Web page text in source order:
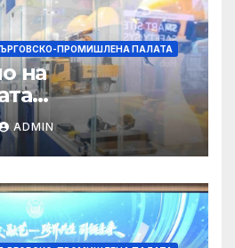
ПРОМИШЛЕНА ПАЛАТА
на
на Хонконг
на AI+
ADMIN